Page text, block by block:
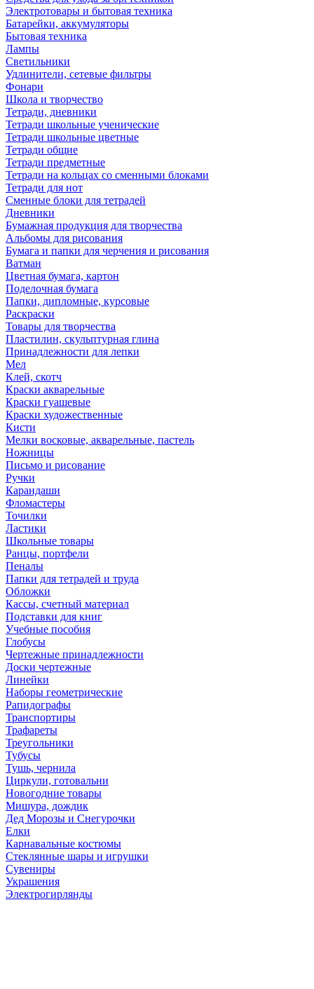
Электротовары и бытовая техника
Батарейки, аккумуляторы
Бытовая техника
Лампы
Светильники
Удлинители, сетевые фильтры
Фонари
Школа и творчество
Тетради, дневники
Тетради школьные ученические
Тетради школьные цветные
Тетради общие
Тетради предметные
Тетради на кольцах со сменными блоками
Тетради для нот
Сменные блоки для тетрадей
Дневники
Бумажная продукция для творчества
Альбомы для рисования
Бумага и папки для черчения и рисования
Ватман
Цветная бумага, картон
Поделочная бумага
Папки, дипломные, курсовые
Раскраски
Товары для творчества
Пластилин, скульптурная глина
Принадлежности для лепки
Мел
Клей, скотч
Краски акварельные
Краски гуашевые
Краски художественные
Кисти
Мелки восковые, акварельные, пастель
Ножницы
Письмо и рисование
Ручки
Карандаши
Фломастеры
Точилки
Ластики
Школьные товары
Ранцы, портфели
Пеналы
Папки для тетрадей и труда
Обложки
Кассы, счетный материал
Подставки для книг
Учебные пособия
Глобусы
Чертежные принадлежности
Доски чертежные
Линейки
Наборы геометрические
Рапидографы
Транспортиры
Трафареты
Треугольники
Тубусы
Тушь, чернила
Циркули, готовальни
Новогодние товары
Мишура, дождик
Дед Морозы и Снегурочки
Елки
Карнавальные костюмы
Стеклянные шары и игрушки
Сувениры
Украшения
Электрогирлянды